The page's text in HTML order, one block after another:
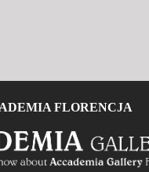
FLORENCJA